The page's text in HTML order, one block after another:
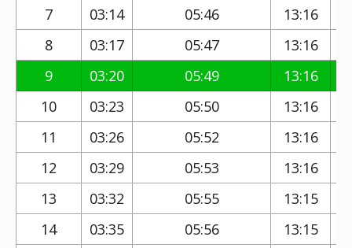
7 03:14 05:46 13:16
8
03:17 05:47 13:16
9
03:20 05:49 13:16
10
03:23 05:50 13:16
11
03:26 05:52 13:16
12
03:29 05:53 13:16
13
03:32 05:55 13:15
14
03:35 05:56 13:15